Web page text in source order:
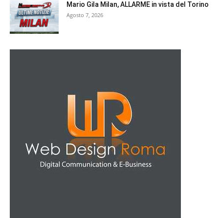
Mario Gila Milan, ALLARME in vista del Torino
Agosto 7, 2026